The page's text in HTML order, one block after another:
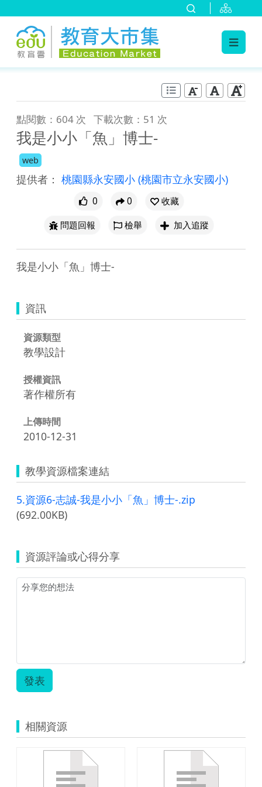
點閱數：604 次 下載次數：51 次
我是小小「魚」博士-
web
提供者： 桃園縣永安國小 (桃園市立永安國小)
0 0
收藏
問題回報
檢舉 加入追蹤
我是小小「魚」博士-
資訊
資源類型
教學設計
授權資訊
著作權所有
上傳時間
2010-12-31
教學資源檔案連結
5.資源6-志誠-我是小小「魚」博士-.zip
(692.00KB)
資源評論或心得分享
發表
相關資源